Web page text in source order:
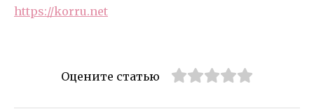
https://korru.net
Оцените статью